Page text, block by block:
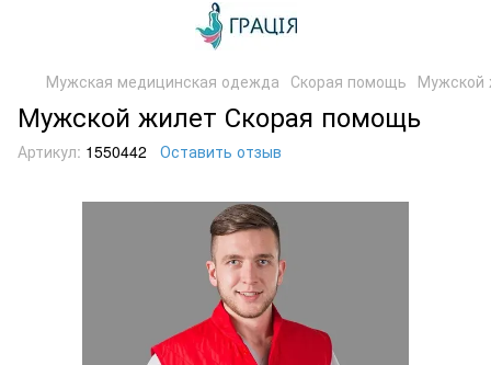
Мужская медицинская одежда Скорая помощь Мужской
Мужской жилет Скорая помощь
Артикул: 1550442 Оставить отзыв